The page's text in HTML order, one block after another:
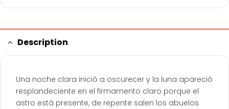
Description
Una noche clara inició a oscurecer y la luna apareció
resplandeciente en el firmamento claro porque el
astro está presente, de repente salen los abuelos